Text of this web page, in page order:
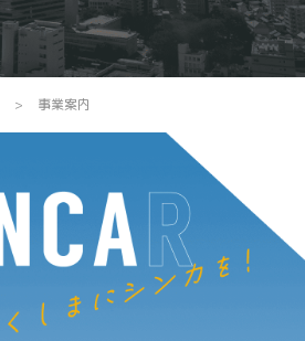
事業案内